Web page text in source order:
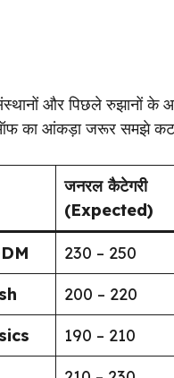
और पिछले रुझानों
का आंकड़ा जरूर समझे
जनरल कैटेगरी
(Expected)
230 – 250
200 – 220
190 – 210